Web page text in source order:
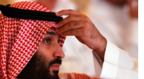
فرکانس‌ها
گزارش‌های تصویری
گزارش‌های ویدئویی
زنان فردا
English
به ما بپیوندید